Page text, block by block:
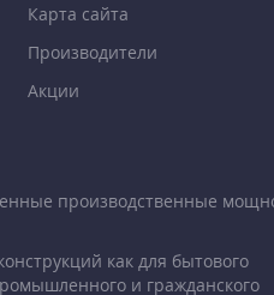
Карта сайта
Производители
Акции
производственные
как для бытового
и гражданского